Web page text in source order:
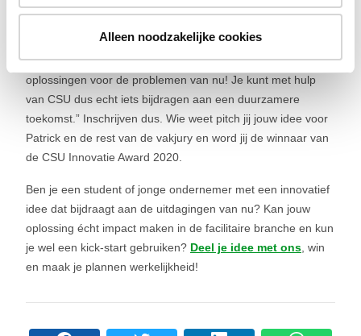
Alleen noodzakelijke cookies
moeten jonge ondernemers zich hier echt voor aanmelden?
“De award gaat dit jaar om slimme innovaties en
oplossingen voor de problemen van nu! Je kunt met hulp
van CSU dus echt iets bijdragen aan een duurzamere
toekomst.” Inschrijven dus. Wie weet pitch jij jouw idee voor
Patrick en de rest van de vakjury en word jij de winnaar van
de CSU Innovatie Award 2020.
Ben je een student of jonge ondernemer met een innovatief
idee dat bijdraagt aan de uitdagingen van nu? Kan jouw
oplossing écht impact maken in de facilitaire branche en kun
je wel een kick-start gebruiken? Deel je idee met ons , win
en maak je plannen werkelijkheid!